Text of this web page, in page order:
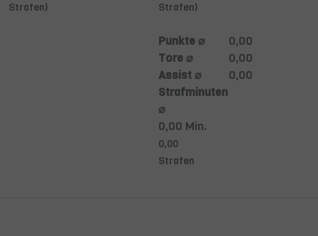
Strafen)
Strafen)
Punkte ⌀
0,00
Tore ⌀
0,00
Assist ⌀
0,00
Strafminuten
⌀
0,00 Min.
0,00
Strafen